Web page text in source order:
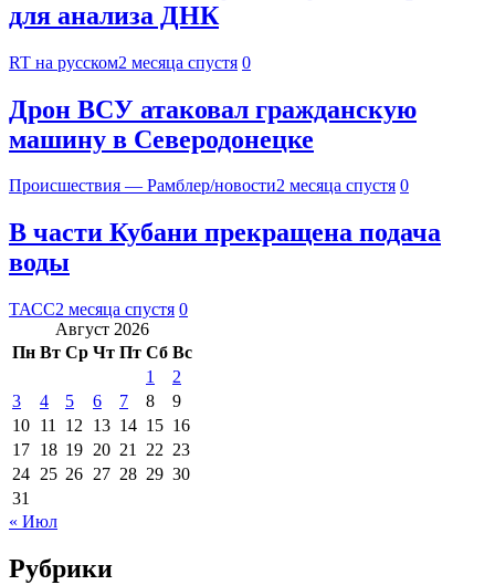
для анализа ДНК
RT на русском2 месяца спустя 0
Дрон ВСУ атаковал гражданскую
машину в Северодонецке
Происшествия — Рамблер/новости2 месяца спустя 0
В части Кубани прекращена подача
воды
ТАСС2 месяца спустя 0
Август 2026
Пн Вт Ср Чт Пт Сб Вс
1
2
3
4 5 6 7 8
9
10 11 12 13 14 15 16
17 18 19 20 21 22 23
24 25 26 27 28 29 30
31
« Июл
Рубрики